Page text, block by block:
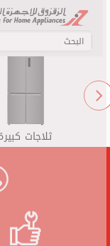
ثلاجات كبيرة